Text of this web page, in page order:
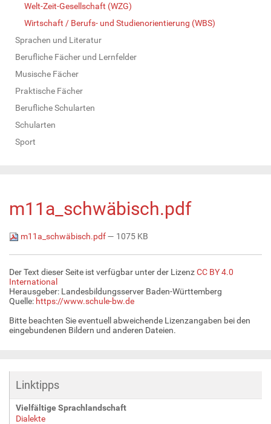
Welt-Zeit-Gesellschaft (WZG)
Wirtschaft / Berufs- und Studienorientierung (WBS)
Sprachen und Literatur
Berufliche Fächer und Lernfelder
Musische Fächer
Praktische Fächer
Berufliche Schularten
Schularten
Sport
m11a_schwäbisch.pdf
m11a_schwäbisch.pdf— 1075 KB
Der Text dieser Seite ist verfügbar unter der LizenzCC BY 4.0
International
Herausgeber: Landesbildungsserver Baden-Württemberg
Quelle: https://www.schule-bw.de
Bitte beachten Sie eventuell abweichende Lizenzangaben bei den
eingebundenen Bildern und anderen Dateien.
Linktipps
Vielfältige Sprachlandschaft
Dialekte